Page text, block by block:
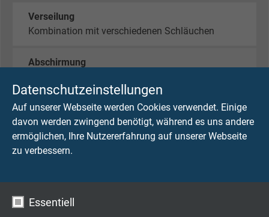
Datenschutzeinstellungen
Auf unserer Webseite werden Cookies verwendet. Einige
davon werden zwingend benötigt, während es uns andere
ermöglichen, Ihre Nutzererfahrung auf unserer Webseite
zu verbessern.
Essentiell
Verseilung
Kombination mit verschiedenen Schläuchen
Abschirmung
verzinnten Cu-Drähten
Mantelmaterial
PU